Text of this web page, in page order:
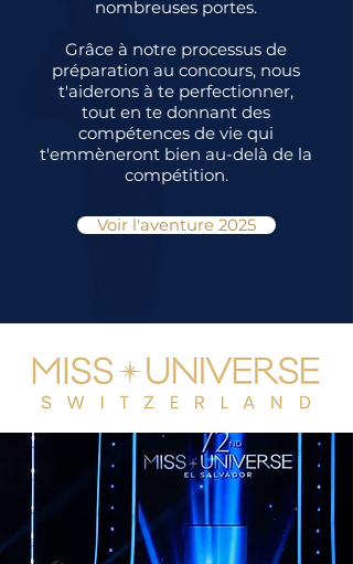
nombreuses portes.
Grâce à notre processus de
préparation au concours, nous
t'aiderons à te perfectionner,
tout en te donnant des
compétences de vie qui
t'emmèneront bien au-delà de la
compétition.
Voir l'aventure 2025